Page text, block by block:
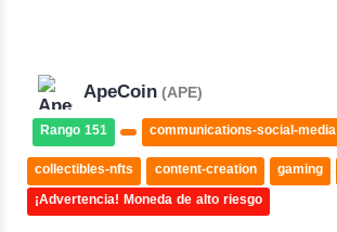
ApeCoin (APE)
Rango 151 communications-social-media
collectibles-nfts content-creation gaming
¡Advertencia! Moneda de alto riesgo